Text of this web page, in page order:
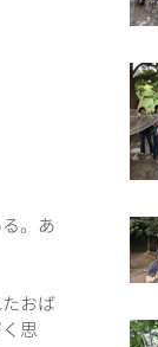
。あ
おば
思